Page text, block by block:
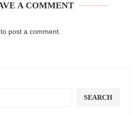
A COMMENT
to post a comment.
SEARCH